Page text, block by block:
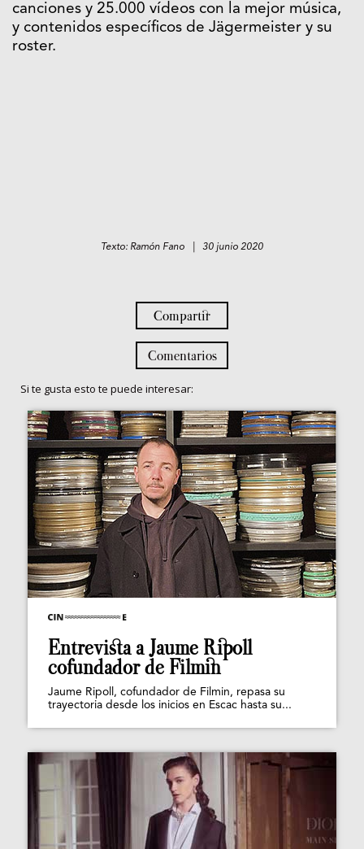
canciones y 25.000 vídeos con la mejor música,
y contenidos específicos de Jägermeister y su
roster.
Texto: Ramón Fano | 30 junio 2020
Compartir
Comentarios
Si te gusta esto te puede interesar:
Entrevista a Jaume Ripoll
cofundador de Filmin
Jaume Ripoll, cofundador de Filmin, repasa su
trayectoria desde los inicios en Escac hasta su...